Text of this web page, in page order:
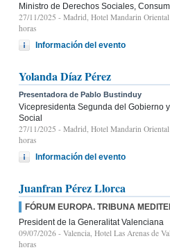
Ministro de Derechos Sociales,
27/11/2025 - Madrid, Hotel Mandarin
horas
Información del evento
Yolanda Díaz Pérez
Presentadora de Pablo Bustinduy
Vicepresidenta Segunda del Gobierno
Social
27/11/2025 - Madrid, Hotel Mandarin
horas
Información del evento
Juanfran Pérez Llorca
FÓRUM EUROPA. TRIBUNA
President de la Generalitat Valenciana
09/07/2026 - Valencia, Hotel Las Arenas de
horas